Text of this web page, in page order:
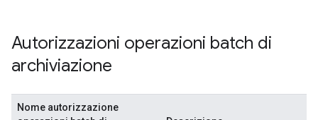
Autorizzazioni operazioni batch di
archiviazione
Nome autorizzazione